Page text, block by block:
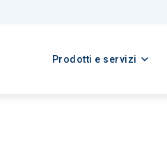
Prodotti e servizi